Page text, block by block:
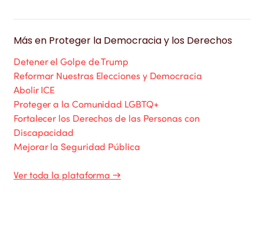
Más en Proteger la Democracia y los Derechos
Detener el Golpe de Trump
Reformar Nuestras Elecciones y Democracia
Abolir ICE
Proteger a la Comunidad LGBTQ+
Fortalecer los Derechos de las Personas con
Discapacidad
Mejorar la Seguridad Pública
Ver toda la plataforma →